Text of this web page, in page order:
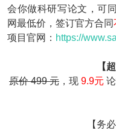
会你做科研写论文，可
网最低价，签订官方合同
项目官网： https://
【
原价 499 元 ，现 9.9元
【务